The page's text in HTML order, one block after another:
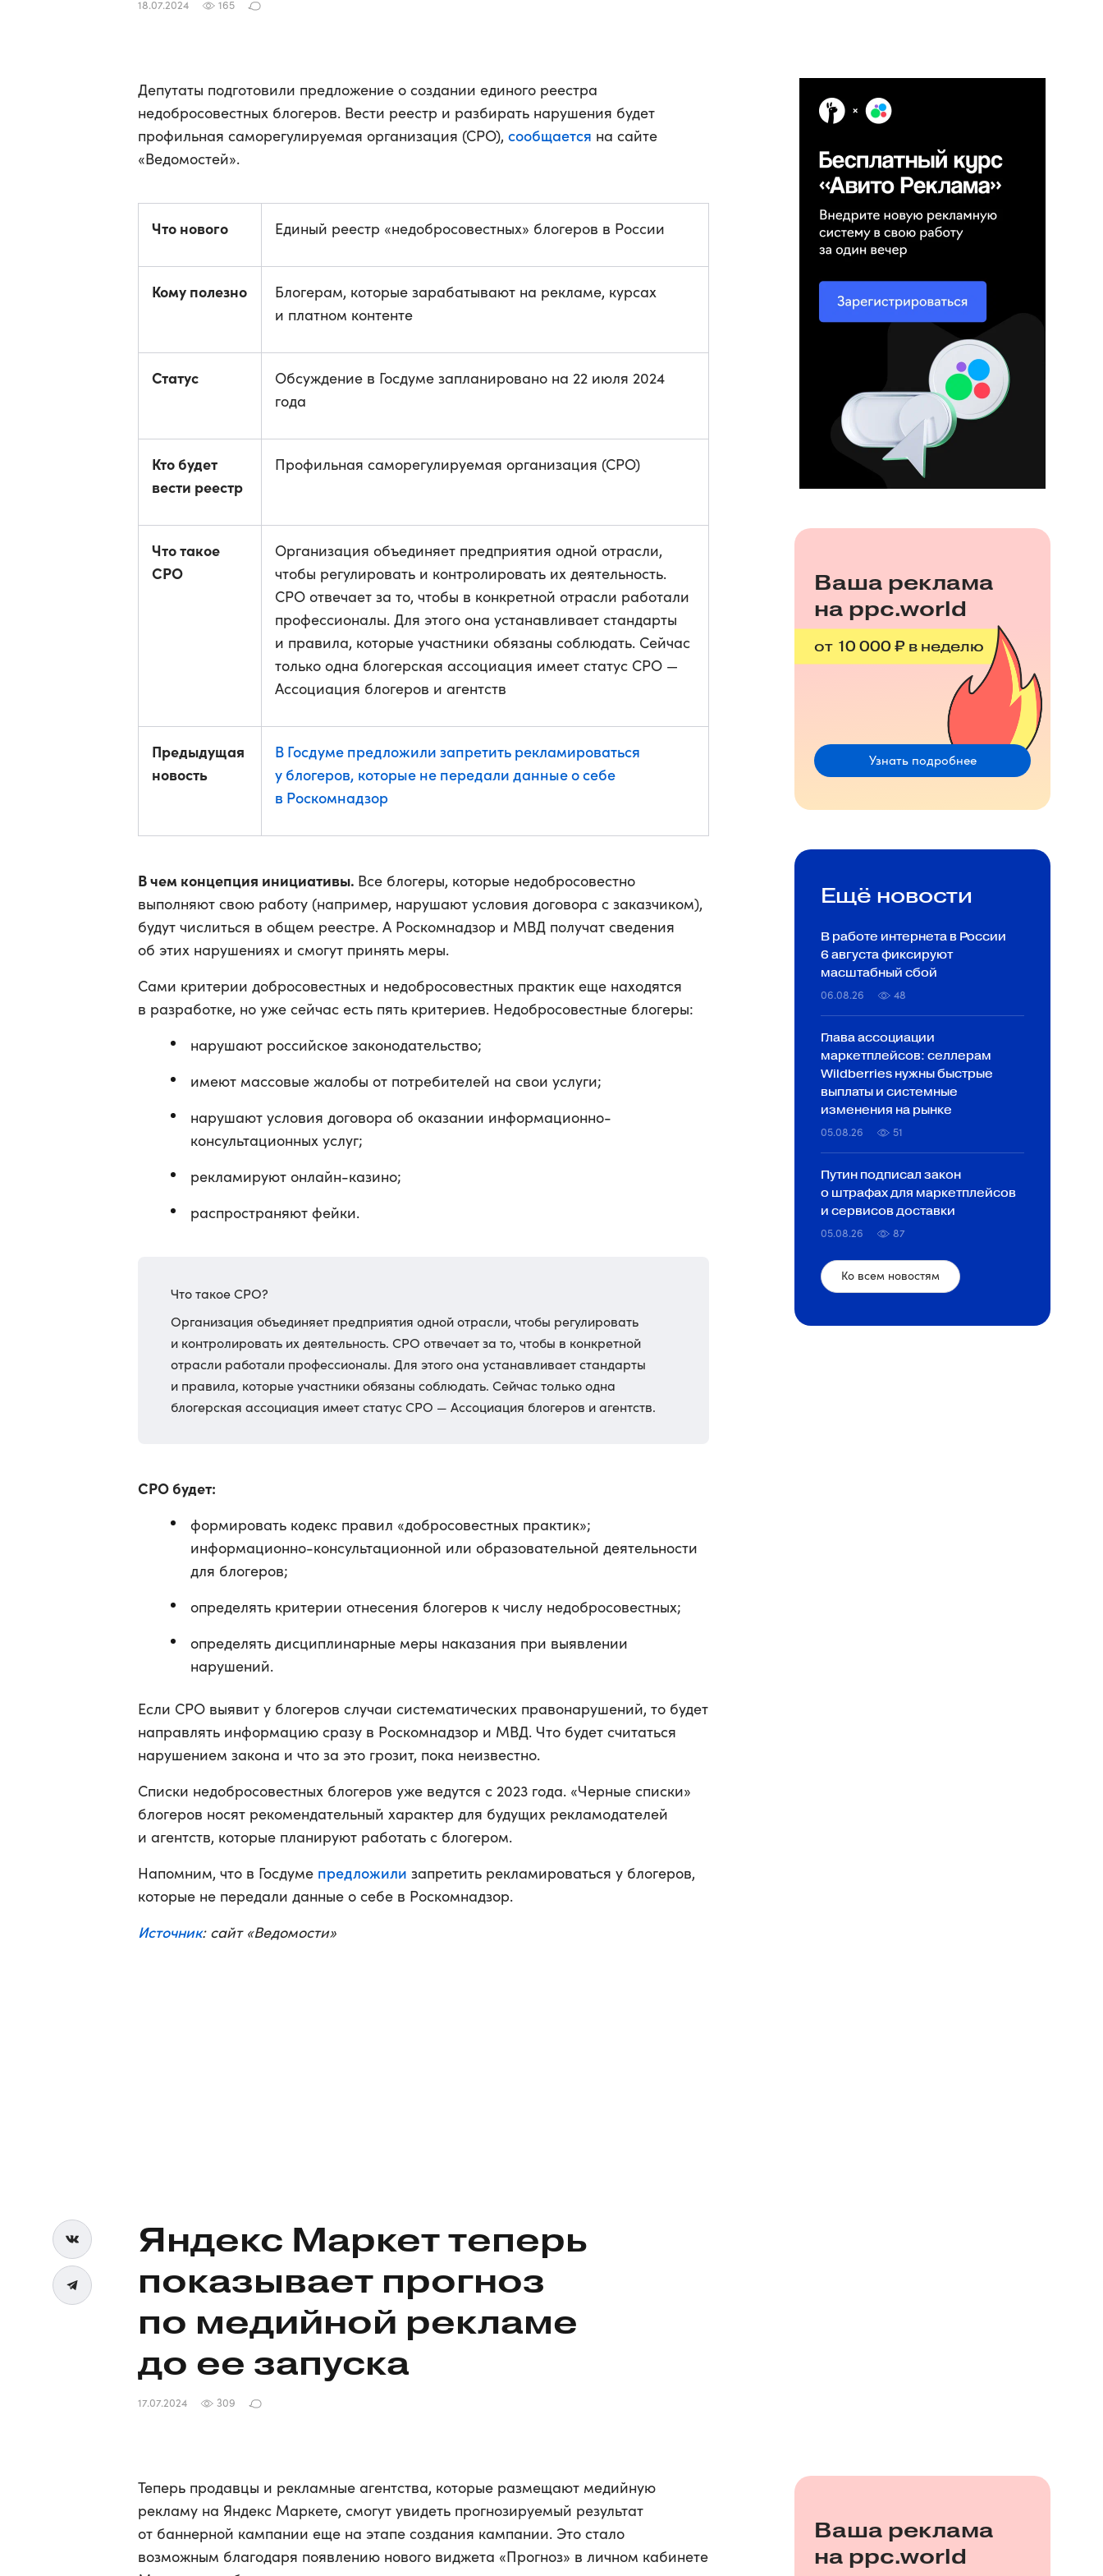
18.07.2024 165
Депутаты подготовили предложение о создании единого реестра
недобросовестных блогеров. Вести реестр и разбирать нарушения будет
профильная саморегулируемая организация (СРО), сообщается на сайте
«Ведомостей».
Что нового Единый реестр «недобросовестных» блогеров в России
Кому полезно
Блогерам, которые зарабатывают на рекламе, курсах
и платном контенте
Статус
Обсуждение в Госдуме запланировано на 22 июля 2024
года
Кто будет
вести реестр
Профильная саморегулируемая организация (СРО)
Что такое
СРО
Организация объединяет предприятия одной отрасли,
чтобы регулировать и контролировать их деятельность.
СРО отвечает за то, чтобы в конкретной отрасли работали
профессионалы. Для этого она устанавливает стандарты
и правила, которые участники обязаны соблюдать. Сейчас
только одна блогерская ассоциация имеет статус СРО —
Ассоциация блогеров и агентств
Предыдущая
новость
В Госдуме предложили запретить рекламироваться
у блогеров, которые не передали данные о себе
в Роскомнадзор
В чем концепция инициативы. Все блогеры, которые недобросовестно
выполняют свою работу (например, нарушают условия договора с заказчиком),
будут числиться в общем реестре. А Роскомнадзор и МВД получат сведения
об этих нарушениях и смогут принять меры.
Сами критерии добросовестных и недобросовестных практик еще находятся
в разработке, но уже сейчас есть пять критериев. Недобросовестные блогеры:
нарушают российское законодательство;
имеют массовые жалобы от потребителей на свои услуги;
нарушают условия договора об оказании информационно-
консультационных услуг;
рекламируют онлайн-казино;
распространяют фейки.
Что такое СРО?
Организация объединяет предприятия одной отрасли, чтобы регулировать
и контролировать их деятельность. СРО отвечает за то, чтобы в конкретной
отрасли работали профессионалы. Для этого она устанавливает стандарты
и правила, которые участники обязаны соблюдать. Сейчас только одна
блогерская ассоциация имеет статус СРО — Ассоциация блогеров и агентств.
СРО будет:
формировать кодекс правил «добросовестных практик»;
информационно-консультационной или образовательной деятельности
для блогеров;
определять критерии отнесения блогеров к числу недобросовестных;
определять дисциплинарные меры наказания при выявлении
нарушений.
Если СРО выявит у блогеров случаи систематических правонарушений, то будет
направлять информацию сразу в Роскомнадзор и МВД. Что будет считаться
нарушением закона и что за это грозит, пока неизвестно.
Списки недобросовестных блогеров уже ведутся с 2023 года. «Черные списки»
блогеров носят рекомендательный характер для будущих рекламодателей
и агентств, которые планируют работать с блогером.
Напомним, что в Госдуме предложили запретить рекламироваться у блогеров,
которые не передали данные о себе в Роскомнадзор.
Источник: сайт «Ведомости»
Ваша реклама
на ppc.world
от 10 000 ₽ в неделю
Узнать подробнее
Ещё новости
В работе интернета в России
6 августа фиксируют
масштабный сбой
06.08.26 48
Глава ассоциации
маркетплейсов: селлерам
Wildberries нужны быстрые
выплаты и системные
изменения на рынке
05.08.26 51
Путин подписал закон
о штрафах для маркетплейсов
и сервисов доставки
05.08.26 87
Ко всем новостям
Яндекс Маркет теперь
показывает прогноз
по медийной рекламе
до ее запуска
17.07.2024 309
Теперь продавцы и рекламные агентства, которые размещают медийную
рекламу на Яндекс Маркете, смогут увидеть прогнозируемый результат
от баннерной кампании еще на этапе создания кампании. Это стало
возможным благодаря появлению нового виджета «Прогноз» в личном кабинете
Ваша реклама
на ppc.world